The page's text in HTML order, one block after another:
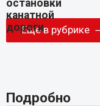
Еще в рубрике
Подробно